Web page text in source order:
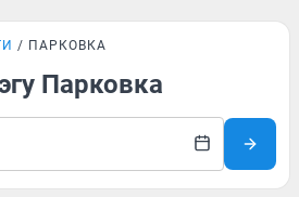
ПАРКОВКА
Парковка